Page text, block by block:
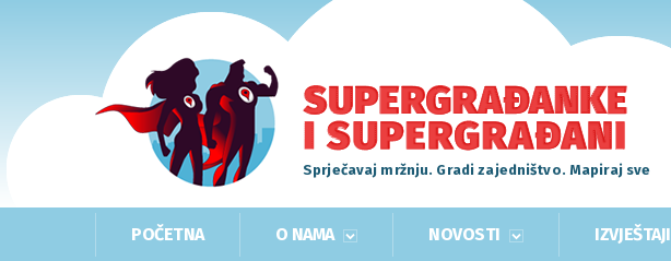
Sprječavaj mržnju. Gradi zajedništvo. Mapiraj sve
POČETNA O NAMA NOVOSTI IZVJEŠTAJI